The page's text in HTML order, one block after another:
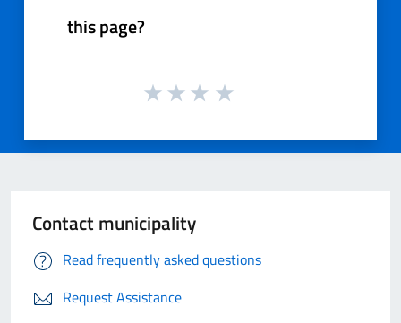
this page?
Contact municipality
Read frequently asked questions
Request Assistance